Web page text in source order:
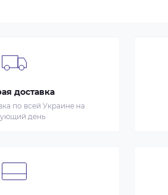
доставка
по всей Украине на
день